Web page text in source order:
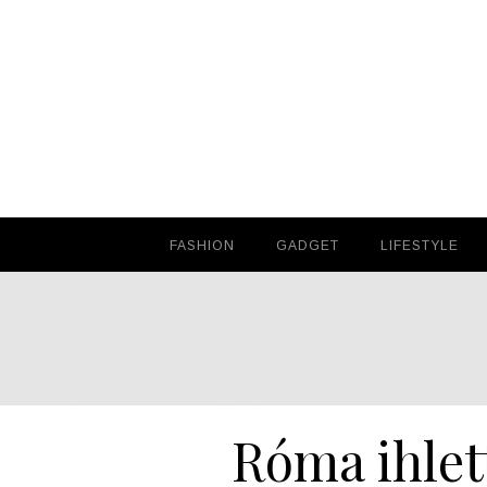
FASHION
FASHION GADGET
GADGET LIFESTYLE
LIFESTYLE
Róma